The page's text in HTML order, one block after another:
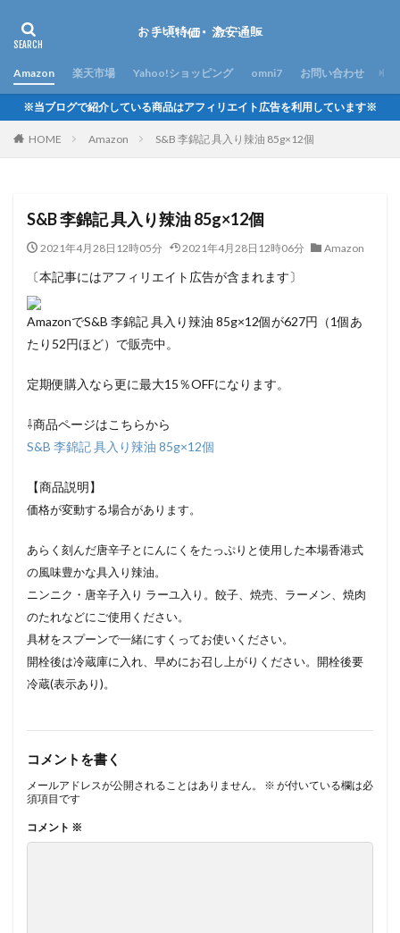
Amazon 楽天市場 Yahoo!ショッピング omni7 お問い合わせ
※当ブログで紹介している商品はアフィリエイト広告を利用しています※
HOME Amazon S&B 李錦記 具入り辣油 85g×12個
S&B 李錦記 具入り辣油 85g×12個
2021年4月28日12時05分 2021年4月28日12時06分 Amazon
〔本記事にはアフィリエイト広告が含まれます〕
AmazonでS&B 李錦記 具入り辣油 85g×12個が627円（1個あ
たり52円ほど）で販売中。
定期便購入なら更に最大15％OFFになります。
⇩商品ページはこちらから
S&B 李錦記 具入り辣油 85g×12個
【商品説明】
価格が変動する場合があります。
あらく刻んだ唐辛子とにんにくをたっぷりと使用した本場香港式
の風味豊かな具入り辣油。
ニンニク・唐辛子入り ラーユ入り。餃子、焼売、ラーメン、焼肉
のたれなどにご使用ください。
具材をスプーンで一緒にすくってお使いください。
開栓後は冷蔵庫に入れ、早めにお召し上がりください。開栓後要
冷蔵(表示あり)。
コメントを書く
メールアドレスが公開されることはありません。 ※ が付いている欄は必
須項目です
コメント ※